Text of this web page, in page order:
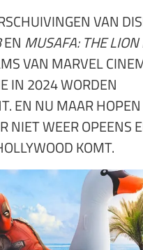
VAN
EN MUSAFA: THE LION
VAN MARVEL
IN 2024 WORDEN
EN NU MAAR
NIET WEER OPEENS
KOMT.